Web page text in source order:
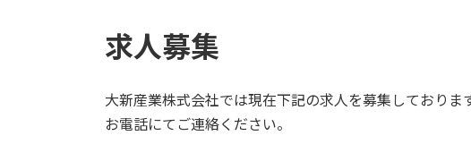
求人募集
大新産業株式会社では現在下記の求人を募集しております
お電話にてご連絡ください。